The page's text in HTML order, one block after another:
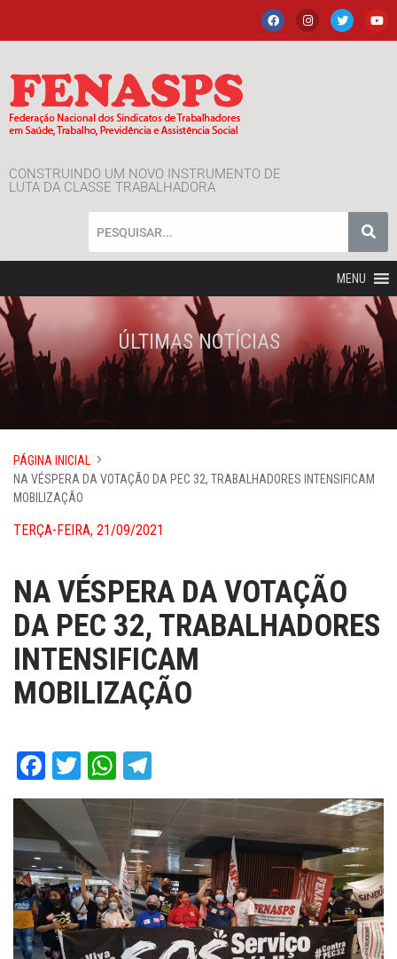
CONSTRUINDO UM NOVO INSTRUMENTO DE
LUTA DA CLASSE TRABALHADORA
MENU
ÚLTIMAS NOTÍCIAS
PÁGINA INICIAL
NA VÉSPERA DA VOTAÇÃO DA PEC 32, TRABALHADORES INTENSIFICAM
MOBILIZAÇÃO
TERÇA-FEIRA, 21/09/2021
NA VÉSPERA DA VOTAÇÃO
DA PEC 32, TRABALHADORES
INTENSIFICAM
MOBILIZAÇÃO
Facebook
TwitterWhatsApp